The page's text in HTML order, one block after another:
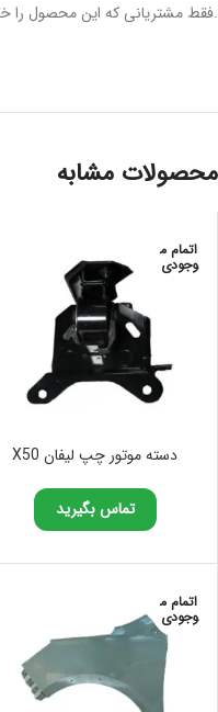
.فقط مشتریانی که این محصول را
محصولات مشابه
اتمام م
وجودی
دسته موتور چپ لیفان X50
تماس بگیرید
اتمام م
وجودی